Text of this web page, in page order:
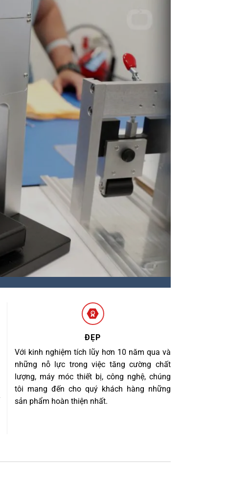
ĐẸP
Với kinh nghiệm tích lũy hơn 10 năm qua và
những nỗ lực trong việc tăng cường chất
lượng, máy móc thiết bị, công nghệ, chúng
tôi mang đến cho quý khách hàng những
sản phẩm hoàn thiện nhất.